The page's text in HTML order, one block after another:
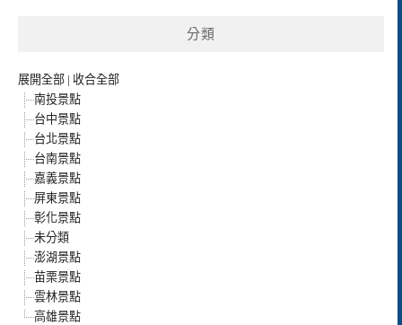
分類
展開全部 | 收合全部
南投景點
台中景點
台北景點
台南景點
嘉義景點
屏東景點
彰化景點
未分類
澎湖景點
苗栗景點
雲林景點
高雄景點